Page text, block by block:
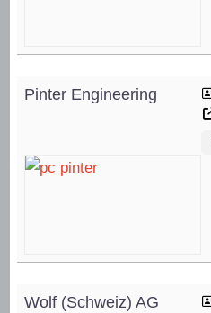
Pinter Engineering
Wolf (Schweiz) AG